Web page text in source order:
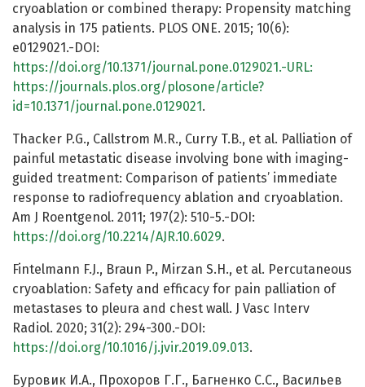
cryoablation or combined therapy: Propensity matching
analysis in 175 patients. PLOS ONE. 2015; 10(6):
e0129021.-DOI:
https://doi.org/10.1371/journal.pone.0129021.-URL:
https://journals.plos.org/plosone/article?
id=10.1371/journal.pone.0129021 .
Thacker P.G., Callstrom M.R., Curry T.B., et al. Palliation of
painful metastatic disease involving bone with imaging-
guided treatment: Comparison of patients’ immediate
response to radiofrequency ablation and cryoablation.
Am J Roentgenol. 2011; 197(2): 510-5.-DOI:
https://doi.org/10.2214/AJR.10.6029.
Fintelmann F.J., Braun P., Mirzan S.H., et al. Percutaneous
cryoablation: Safety and efficacy for pain palliation of
metastases to pleura and chest wall. J Vasc Interv
Radiol. 2020; 31(2): 294-300.-DOI:
https://doi.org/10.1016/j.jvir.2019.09.013.
Буровик И.А., Прохоров Г.Г., Багненко С.С., Васильев